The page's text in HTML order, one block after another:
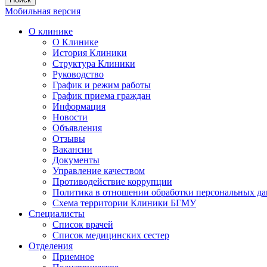
Мобильная версия
О клинике
О Клинике
История Клиники
Структура Клиники
Руководство
График и режим работы
График приема граждан
Информация
Новости
Объявления
Отзывы
Вакансии
Документы
Управление качеством
Противодействие коррупции
Политика в отношении обработки персональных
Схема территории Клиники БГМУ
Специалисты
Список врачей
Список медицинских сестер
Отделения
Приемное